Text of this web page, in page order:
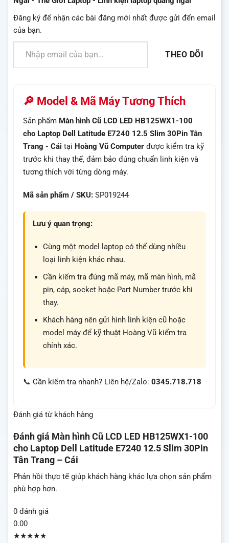
Đăng ký để nhận các bài đăng mới nhất được gửi đến email
của bạn.
Nhập email của bạn…
THEO DÕI
🔎 Model & Mã Máy Tương Thích
Sản phẩm Màn hình Cũ LCD LED HB125WX1-100
cho Laptop Dell Latitude E7240 12.5 Slim 30Pin Tân
Trang - Cái tại Hoàng Vũ Computer được kiểm tra kỹ
trước khi thay thế, đảm bảo đúng chuẩn linh kiện và
tương thích với từng dòng máy.
Mã sản phẩm / SKU: SP019244
Lưu ý quan trọng:
Cùng một model laptop có thể dùng nhiều
loại linh kiện khác nhau.
Cần kiểm tra đúng mã máy, mã màn hình, mã
pin, cáp, socket hoặc Part Number trước khi
thay.
Khách hàng nên gửi hình linh kiện cũ hoặc
model máy để kỹ thuật Hoàng Vũ kiểm tra
chính xác.
📞 Cần kiểm tra nhanh? Liên hệ/Zalo: 0345.718.718
Đánh giá từ khách hàng
Đánh giá Màn hình Cũ LCD LED HB125WX1-100
cho Laptop Dell Latitude E7240 12.5 Slim 30Pin
Tân Trang – Cái
Phản hồi thực tế giúp khách hàng khác lựa chọn sản phẩm
phù hợp hơn.
0 đánh giá
0.00
★★★★★